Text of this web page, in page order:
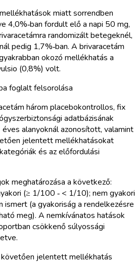
miatt sorrendben
4,0%‑ban fordult elő a napi 50 mg,
randomizált betegeknél,
pedig 1,7%‑ban. A brivaracetám
okozó mellékhatás a
(0,8%) volt.
foglalt felsorolása
három placebokontrollos, fix
adatbázisának
alanyoknál azonosított, valamint
jelentett mellékhatásokat
és az előfordulási
meghatározása a következő:
(≥ 1/100 ‑ < 1/10); nem gyakori
(a gyakoriság a rendelkezésre
meg). A nemkívánatos hatások
csökkenő súlyossági
jelentett mellékhatás